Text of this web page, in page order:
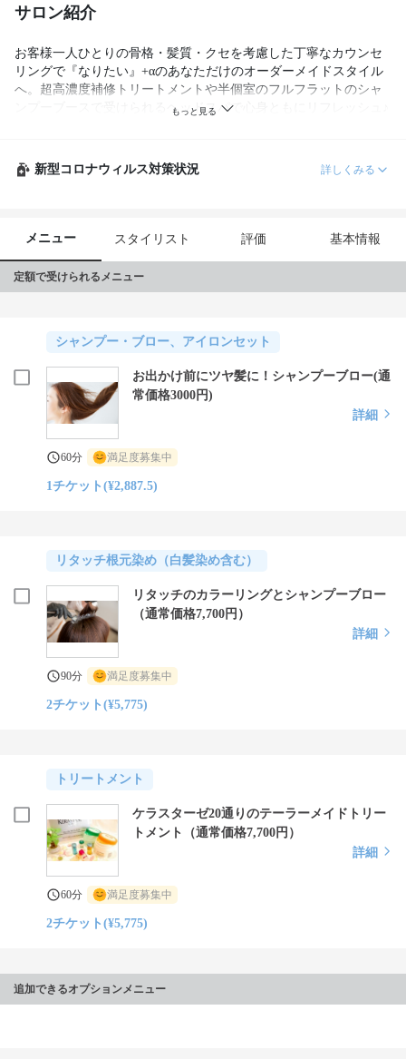
サロン紹介
お客様一人ひとりの骨格・髪質・クセを考慮した丁寧なカウンセ
リングで『なりたい』+αのあなただけのオーダーメイドスタイル
へ。超高濃度補修トリートメントや半個室のフルフラットのシャ
ンプーブースで受けられるヘッドスパで心身ともにリフレッシュ♪
新型コロナウィルス対策状況 詳しくみる
メニュー スタイリスト 評価 基本情報
定額で受けられるメニュー
シャンプー・ブロー、アイロンセット
お出かけ前にツヤ髪に！シャンプーブロー(通
常価格3000円)
詳細
60分 満足度募集中
1チケット(¥2,887.5)
リタッチ根元染め（白髪染め含む）
リタッチのカラーリングとシャンプーブロー
（通常価格7,700円）
詳細
90分 満足度募集中
2チケット(¥5,775)
トリートメント
ケラスターゼ20通りのテーラーメイドトリー
トメント（通常価格7,700円）
詳細
60分 満足度募集中
2チケット(¥5,775)
追加できるオプションメニュー